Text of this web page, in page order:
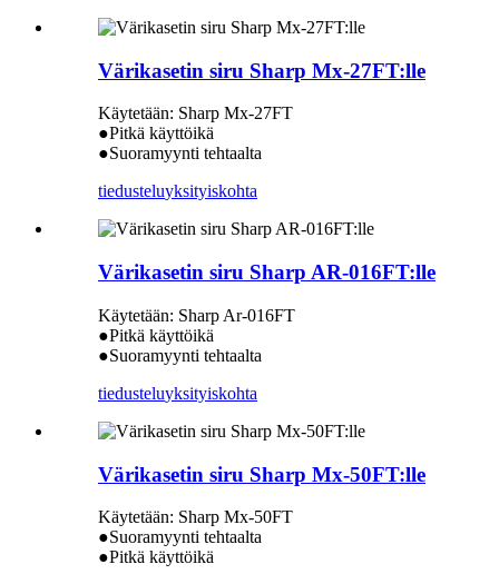
Värikasetin siru Sharp Mx-27FT:lle
Käytetään: Sharp Mx-27FT
●Pitkä käyttöikä
●Suoramyynti tehtaalta
tiedusteluyksityiskohta
Värikasetin siru Sharp AR-016FT:lle
Käytetään: Sharp Ar-016FT
●Pitkä käyttöikä
●Suoramyynti tehtaalta
tiedusteluyksityiskohta
Värikasetin siru Sharp Mx-50FT:lle
Käytetään: Sharp Mx-50FT
●Suoramyynti tehtaalta
●Pitkä käyttöikä